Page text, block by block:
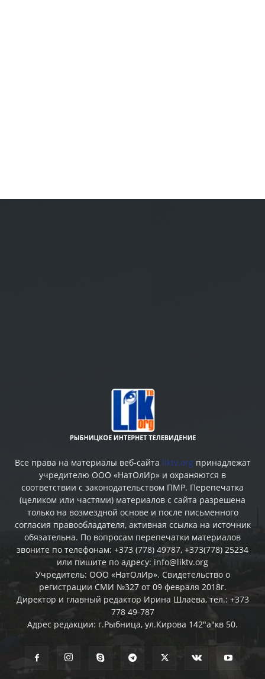
Все права на материалы веб-сайта liktv.org принадлежат
учредителю ООО «НатОлИр» и охраняются в
соответствии с законодательством ПМР. Перепечатка
(целиком или частями) материалов c сайта разрешена
только на возмездной основе и после письменного
согласия правообладателя, активная ссылка на источник
обязательна. По вопросам перепечатки материалов
звоните по телефонам: +373 (778) 49787, +373(778) 25234
или пишите по адресу: info@liktv.org
Учредитель: ООО «НатОлИр». Свидетельство о
регистрации СМИ №327 от 09 февраля 2018г.
Директор и главный редактор Ирина Шлаева, тел.: +373
778 49-787
Адрес редакции: г.Рыбница, ул.Кирова 142"а"кв 50.